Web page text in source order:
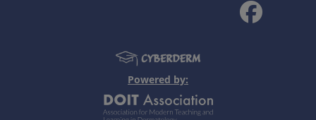
Contagiosum: Review and Update on Management (2017)
Powered by: